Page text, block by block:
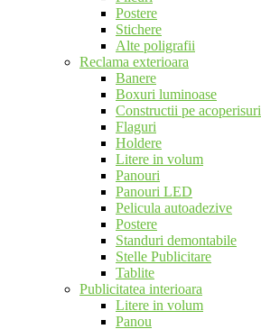
Postere
Stichere
Alte poligrafii
Reclama exterioara
Banere
Boxuri luminoase
Constructii pe acoperisuri
Flaguri
Holdere
Litere in volum
Panouri
Panouri LED
Pelicula autoadezive
Postere
Standuri demontabile
Stelle Publicitare
Tablite
Publicitatea interioara
Litere in volum
Panou